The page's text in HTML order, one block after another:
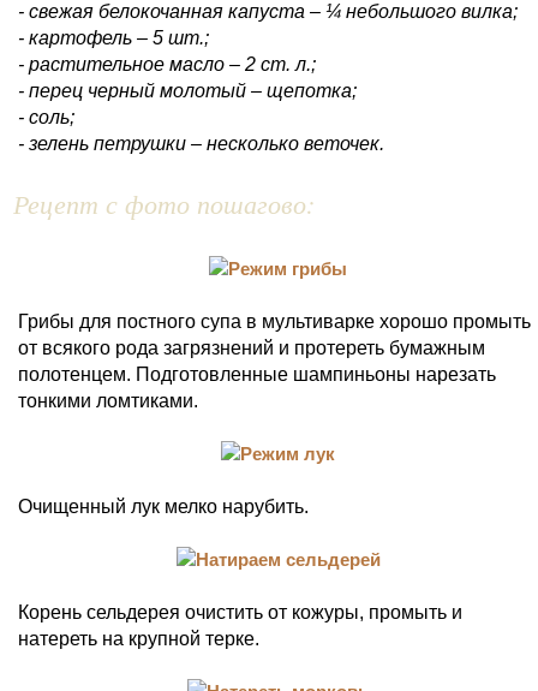
- свежая белокочанная капуста – ¼ небольшого вилка;
- картофель – 5 шт.;
- растительное масло – 2 ст. л.;
- перец черный молотый – щепотка;
- соль;
- зелень петрушки – несколько веточек.
Рецепт с фото пошагово:
Грибы для постного супа в мультиварке хорошо промыть
от всякого рода загрязнений и протереть бумажным
полотенцем. Подготовленные шампиньоны нарезать
тонкими ломтиками.
Очищенный лук мелко нарубить.
Корень сельдерея очистить от кожуры, промыть и
натереть на крупной терке.